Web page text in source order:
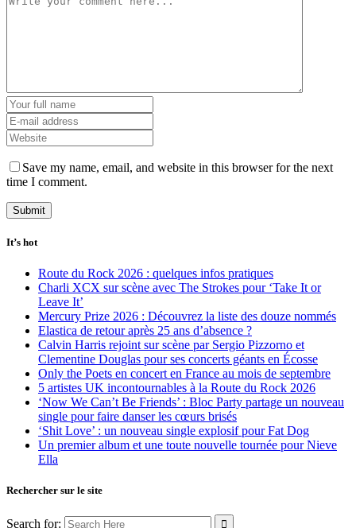
Save my name, email, and website in this browser for the next
time I comment.
It’s hot
Route du Rock 2026 : quelques infos pratiques
Charli XCX sur scène avec The Strokes pour ‘Take It or
Leave It’
Mercury Prize 2026 : Découvrez la liste des douze nommés
Elastica de retour après 25 ans d’absence ?
Calvin Harris rejoint sur scène par Sergio Pizzorno et
Clementine Douglas pour ses concerts géants en Écosse
Only the Poets en concert en France au mois de septembre
5 artistes UK incontournables à la Route du Rock 2026
‘Now We Can’t Be Friends’ : Bloc Party partage un nouveau
single pour faire danser les cœurs brisés
‘Shit Love’ : un nouveau single explosif pour Fat Dog
Un premier album et une toute nouvelle tournée pour Nieve
Ella
Rechercher sur le site
Search for: